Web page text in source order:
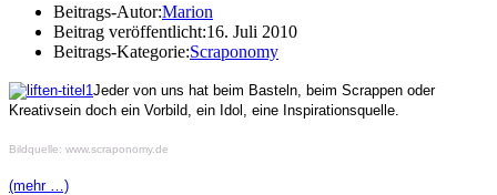
Beitrags-Autor:Marion
Beitrag veröffentlicht:16. Juli 2010
Beitrags-Kategorie:Scraponomy
Jeder von uns hat beim Basteln, beim Scrappen oder
Kreativsein doch ein Vorbild, ein Idol, eine Inspirationsquelle.
Bildquelle: www.scraponomy.de
(mehr …)